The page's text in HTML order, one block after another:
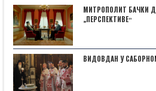
МИТРОПОЛИТ БАЧКИ
„ПЕРСПЕКТИВЕˮ
ВИДОВДАН У